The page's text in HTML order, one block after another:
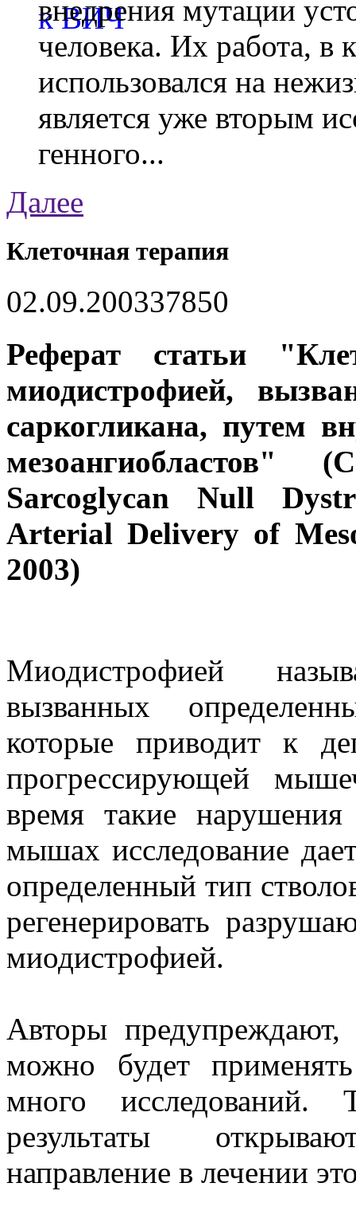
внедрения мутации
человека. Их работа, в
использовался на
является уже вторым
генного...
Далее
Клеточная терапия
02.09.200337850
Реферат статьи
миодистрофией,
саркогликана, путем
Sarcoglycan Null
Arterial Delivery of
2003)
Миодистрофией
вызванных
которые приводит к
прогрессирующей
время такие
мышах исследование
определенный тип
регенерировать
миодистрофией.
Авторы
можно будет
много
результаты
направление в лечении